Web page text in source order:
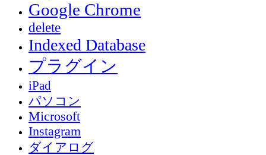
Google Chrome
delete
Indexed Database
プラグイン
iPad
パソコン
Microsoft
Instagram
ダイアログ